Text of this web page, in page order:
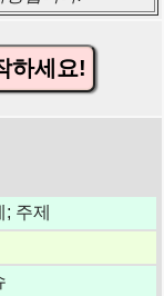
하세요!
주제